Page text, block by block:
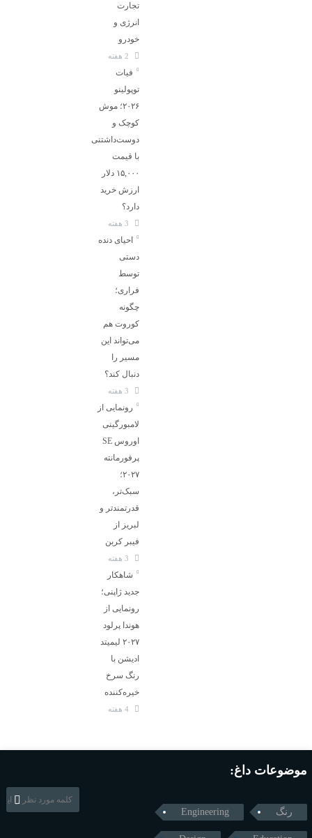
تجارت
انرژی و
خودرو
فیات
توپولینو
۲۰۲۶؛ موش
کوچک و
دوست‌داشتنی
با قیمت
۱۵,۰۰۰ دلار
ارزش خرید
دارد؟
احیای دنده
دستی
توسط
فراری؛
چگونه
کوروت هم
می‌تواند این
مسیر را
دنبال کند؟
رونمایی از
لامبورگینی
اوروس SE
پرفورمانته
۲۰۲۷؛
سبک‌تر،
قدرتمندتر و
لبریز از
فیبر کربن
شاهکار
جدید ژاپنی؛
رونمایی از
هوندا پرلود
۲۰۲۷ لیمیتد
ادیشن با
رنگ سرخ
خیره‌کننده
موضوعات داغ:
رنگ Engineering